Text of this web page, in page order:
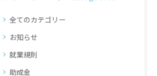
全てのカテゴリー
お知らせ
就業規則
助成金